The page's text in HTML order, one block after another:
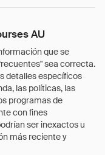
AU
que se
sea correcta.
detalles específicos
las políticas, las
programas de
con fines
ser inexactos u
más reciente y